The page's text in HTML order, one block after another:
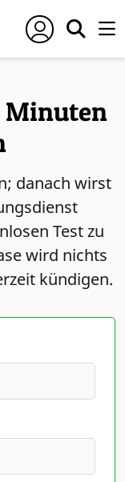
danach wirst
Test zu
wird nichts
kündigen.